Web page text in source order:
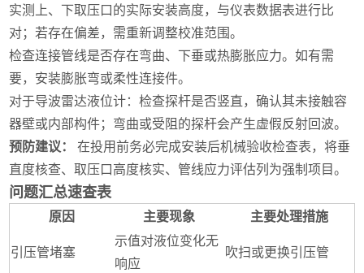
实测上、下取压口的实际安装高度，与仪表数据表进行比
对；若存在偏差，需重新调整校准范围。
检查连接管线是否存在弯曲、下垂或热膨胀应力。如有需
要，安装膨胀弯或柔性连接件。
对于导波雷达液位计：检查探杆是否竖直，确认其未接触容
器壁或内部构件；弯曲或受阻的探杆会产生虚假反射回波。
预防建议：
在投用前务必完成安装后机械验收检查表，将垂
直度核查、取压口高度核实、管线应力评估列为强制项目。
问题汇总速查表
原因 主要现象
主要处理措施
引压管堵塞
示值对液位变化无
响应
吹扫或更换引压管